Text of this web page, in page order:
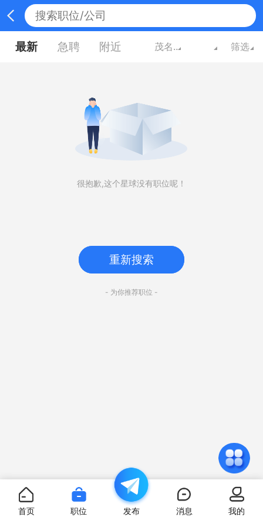
最新 急聘 附近 茂名广东 筛选
很抱歉,这个星球没有职位呢！
重新搜索
- 为你推荐职位 -
首页 职位 发布 消息 我的